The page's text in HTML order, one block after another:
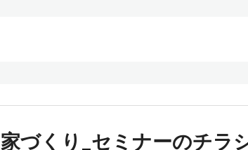
家づくり_セミナーのチラ